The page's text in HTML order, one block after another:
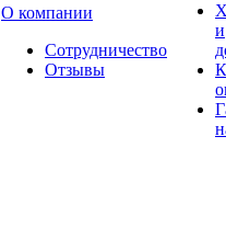
О компании
Сотрудничество
Отзывы
и